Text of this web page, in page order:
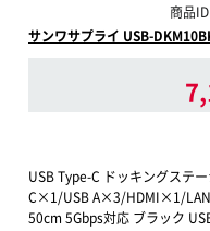
商品ID
サンワサプライ USB-
USB Type-C ドッキングステ
C×1/USB A×3/HDMI×1/LAN
50cm 5Gbps対応 ブラック